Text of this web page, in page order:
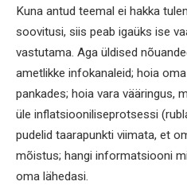
Kuna antud teemal ei hakka
soovitusi, siis peab igaüks ise
vastutama. Aga üldised
ametlikke infokanaleid; hoia
pankades; hoia vara vääringus,
üle inflatsiooniliseprotsessi
pudelid taarapunkti viimata, et
mõistus; hangi informatsiooni
oma lähedasi.